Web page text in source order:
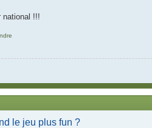
national !!!
le jeu plus fun ?